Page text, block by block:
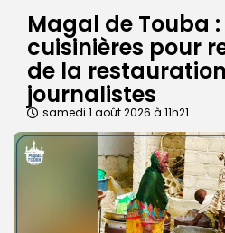
Magal de Touba
cuisinières pour
de la
journalistes
samedi 1 août 2026 à 11h21